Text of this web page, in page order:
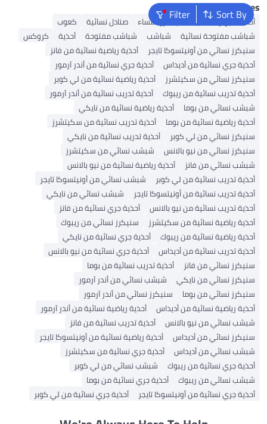
Sort By
Filter Popular Searches
أحذية ميولز أحذية سكيتشرز للنساء صنادل نسائية
كعوب
شباشب مفتوحة نسائية
شباشب شباشب مفتوحة أحذية
كروكس
سنيكرز نسائي من أونيتسوكا تايجر
أحذية رياضية نسائية من فانز
أحذية جري نسائية من أديداس
أحذية جري نسائية من أندر آرمور
سنيكرز نسائي من سكيتشرز
أحذية رياضية نسائية من لي كوبر
أحذية تدريب نسائية من ريبوك
أحذية تدريب نسائية من أندر آرمور
شبشب نسائي من بوما
أحذية رياضية نسائية من نايكي
أحذية رياضية نسائية من بوما
أحذية تدريب نسائية من سكيتشرز
سنيكرز نسائي من لي كوبر
أحذية تدريب نسائية من نايكي
سنيكرز نسائي من نيو بالانس
شبشب نسائي من سكيتشرز
شبشب نسائي من فانز
أحذية رياضية نسائية من نيو بالانس
أحذية تدريب نسائية من لي كوبر
شبشب نسائي من أونيتسوكا تايجر
أحذية تدريب نسائية من أونيتسوكا تايجر
شبشب نسائي من نايكي
أحذية تدريب نسائية من نيو بالانس
أحذية جري نسائية من فانز
أحذية رياضية نسائية من سكيتشرز
سنيكرز نسائي من ريبوك
أحذية رياضية نسائية من ريبوك
أحذية جري نسائية من نايكي
أحذية تدريب نسائية من أديداس
أحذية جري نسائية من نيو بالانس
سنيكرز نسائي من فانز
أحذية تدريب نسائية من بوما
سنيكرز نسائي من نايكي
شبشب نسائي من أندر آرمور
سنيكرز نسائي من بوما
سنيكرز نسائي من أندر آرمور
أحذية رياضية نسائية من أديداس
أحذية رياضية نسائية من أندر آرمور
شبشب نسائي من نيو بالانس
أحذية تدريب نسائية من فانز
سنيكرز نسائي من أديداس
أحذية رياضية نسائية من أونيتسوكا تايجر
شبشب نسائي من أديداس
أحذية جري نسائية من سكيتشرز
أحذية جري نسائية من ريبوك
شبشب نسائي من لي كوبر
شبشب نسائي من ريبوك
أحذية جري نسائية من بوما
أحذية جري نسائية من أونيتسوكا تايجر
أحذية جري نسائية من لي كوبر